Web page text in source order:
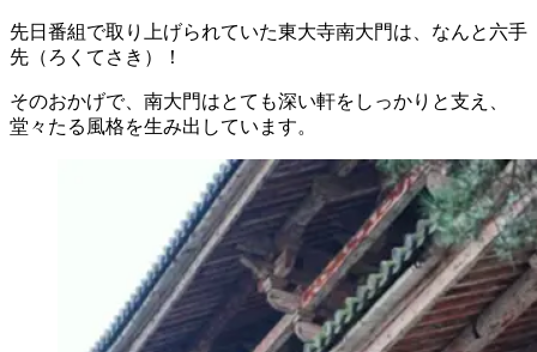
先日番組で取り上げられていた東大寺南大門は、なんと六手
先（ろくてさき）！
そのおかげで、南大門はとても深い軒をしっかりと支え、
堂々たる風格を生み出しています。